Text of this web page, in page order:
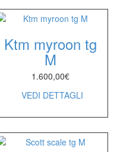
Ktm myroon tg
M
1.600,00€
VEDI DETTAGLI